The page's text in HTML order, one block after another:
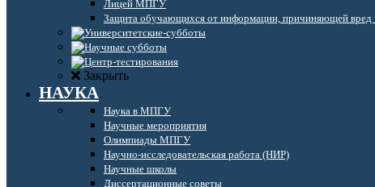
Лицей МПГУ
Защита обучающихся от информации, причиняющей вред
Закрыть
НАУКА
Наука в МПГУ
Научные мероприятия
Олимпиады МПГУ
Научно-исследовательская работа (НИР)
Научные школы
Диссертационные советы